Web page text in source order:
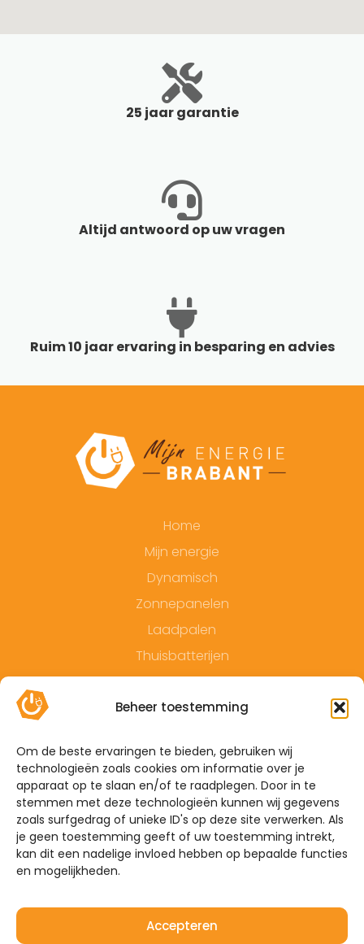
Beheer toestemming
Om de beste ervaringen te bieden, gebruiken wij
technologieën zoals cookies om informatie over je
apparaat op te slaan en/of te raadplegen. Door in te
stemmen met deze technologieën kunnen wij gegevens
zoals surfgedrag of unieke ID's op deze site verwerken. Als
je geen toestemming geeft of uw toestemming intrekt,
kan dit een nadelige invloed hebben op bepaalde functies
en mogelijkheden.
Accepteren
25 jaar garantie
Altijd antwoord op uw vragen
Ruim 10 jaar ervaring in besparing en advies
Home
Mijn energie
Dynamisch
Zonnepanelen
Laadpalen
Thuisbatterijen
Contact
Algemene voorwaarden
Privacyverklaring
Sitemap
De Hoefkens 1 5707 AZ Helmond
Westelijke Havendijk 17E 4703 RA Roosendaal
0492-350309
info@mijnenergiebrabant.nl